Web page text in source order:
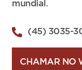
mundial.
(45) 3035-
CHAMAR NO